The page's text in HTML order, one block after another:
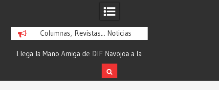
Columnas, Revistas... Noticias
Llega la Mano Amiga de DIF Navojoa a la
Ampliación Beltrones con la Feria de
Servicios… Desde: Redacción “El
Redacción “El